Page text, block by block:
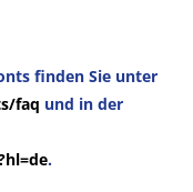
finden Sie unter
faq und in der
.